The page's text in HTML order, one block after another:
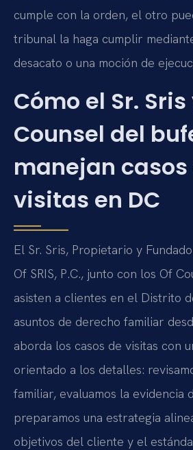
cumple con la orden, el otro
tribunal la haga cumplir
desacato o una moción de
Cómo el Sr.
Counsel del
manejan casos
visitas en DC
El Sr. Sris, Propietario y
Of SRIS, P.C., junto con los Of
asisten a clientes en el Distrito
asuntos de derecho familiar
aborda los casos de visitas con
orientado a los detalles:
familiar, evaluamos la evidencia
preparamos una estrategia
objetivos del cliente y el